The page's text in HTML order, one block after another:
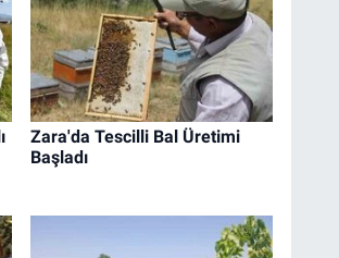
Zara'da Tescilli Bal Üretimi
Başladı